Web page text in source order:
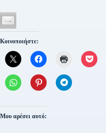
Κοινοποιήστε:
Μου αρέσει αυτό: